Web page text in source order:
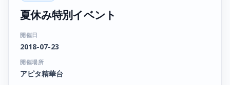
夏休み特別イベント
開催日
2018-07-23
開催場所
アピタ精華台